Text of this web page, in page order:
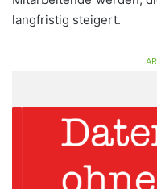
langfristig steigert.